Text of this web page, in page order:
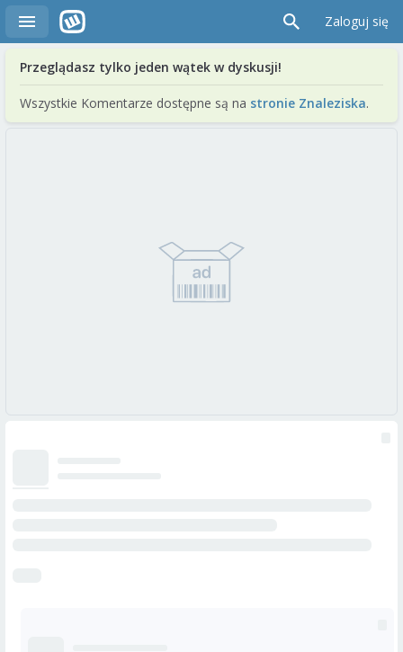
Zaloguj się
Przeglądasz tylko jeden wątek w dyskusji!
Wszystkie Komentarze dostępne są na stronie Znaleziska.